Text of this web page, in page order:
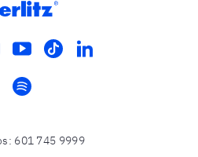
youtube
tiktoklinkedin
spotify
: 601 745 9999